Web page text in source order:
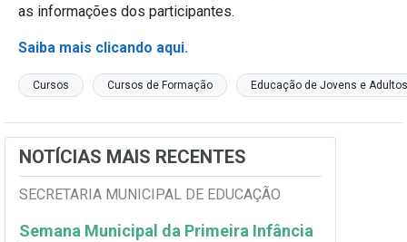
as informações dos participantes.
Saiba mais clicando aqui.
Cursos Cursos de Formação Educação de Jovens e Adultos
NOTÍCIAS MAIS RECENTES
SECRETARIA MUNICIPAL DE EDUCAÇÃO
Semana Municipal da Primeira Infância